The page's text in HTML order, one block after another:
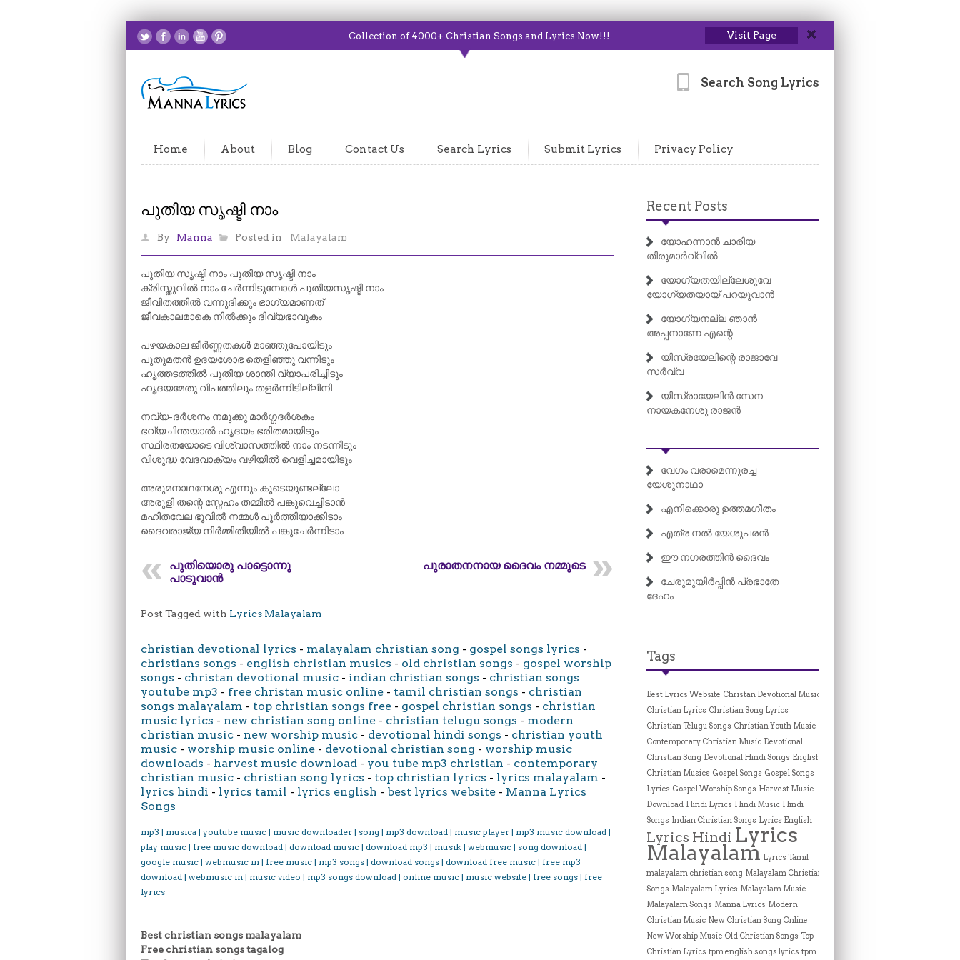
Collection of 4000+ Christian Songs and Lyrics Now!!! Visit Page
Search Song Lyrics
Home About Blog Contact Us Search Lyrics Submit Lyrics Privacy Policy
പുതിയ സൃഷ്ടി നാം
By Manna Posted in Malayalam
പുതിയ സൃഷ്ടി നാം പുതിയ സൃഷ്ടി നാം
ക്രിസ്തുവിൽ നാം ചേർന്നിടുമ്പോൾ പുതിയസൃഷ്ടി നാം
ജീവിതത്തിൽ വന്നുദിക്കും ഭാഗ്യമാണത്‌
ജീവകാലമാകെ നിൽക്കും ദിവ്യഭാവുകം
പഴയകാല ജീർണ്ണതകൾ മാഞ്ഞുപോയിടും
പുതുമതൻ ഉദയശോഭ തെളിഞ്ഞു വന്നിടും
ഹൃത്തടത്തിൽ പുതിയ ശാന്തി വ്യാപരിച്ചിടും
ഹൃദയമേതു വിപത്തിലും തളർന്നിടില്ലിനി
നവ്യ-ദർശനം നമുക്കു മാർഗ്ഗദർശകം
ഭവ്യചിന്തയാൽ ഹൃദയം ഭരിതമായിടും
സ്ഥിരതയോടെ വിശ്വാസത്തിൽ നാം നടന്നിടും
വിശുദ്ധ വേദവാക്യം വഴിയിൽ വെളിച്ചമായിടും
അരുമനാഥനേശു എന്നും കൂടെയുണ്ടല്ലോ
അരുളി തന്റെ സ്നേഹം തമ്മിൽ പങ്കുവെച്ചിടാൻ
മഹിതവേല ഭൂവിൽ നമ്മൾ പൂർത്തിയാക്കിടാം
ദൈവരാജ്യ നിർമ്മിതിയിൽ പങ്കുചേർന്നിടാം
പുതിയൊരു പാട്ടൊന്നു
പാടുവാൻ
പുരാതനനായ ദൈവം നമ്മുടെ
Post Tagged with Lyrics Malayalam
christian devotional lyrics - malayalam christian song - gospel songs lyrics -
christians songs - english christian musics - old christian songs - gospel worship
songs - christan devotional music - indian christian songs - christian songs
youtube mp3 - free christan music online - tamil christian songs - christian
songs malayalam - top christian songs free - gospel christian songs - christian
music lyrics - new christian song online - christian telugu songs - modern
christian music - new worship music - devotional hindi songs - christian youth
music - worship music online - devotional christian song - worship music
downloads - harvest music download - you tube mp3 christian - contemporary
christian music - christian song lyrics - top christian lyrics - lyrics malayalam -
lyrics hindi - lyrics tamil - lyrics english - best lyrics website - Manna Lyrics
Songs
mp3 | musica | youtube music | music downloader | song | mp3 download | music player | mp3 music download |
play music | free music download | download music | download mp3 | musik | webmusic | song download |
google music | webmusic in | free music | mp3 songs | download songs | download free music | free mp3
download | webmusic in | music video | mp3 songs download | online music | music website | free songs | free
lyrics
Best christian songs malayalam
Free christian songs tagalog
Recent Posts
യോഹന്നാൻ ചാരിയ
തിരുമാർവ്വിൽ
യോഗ്യതയില്ലേശുവേ
യോഗ്യതയായ് പറയുവാൻ
യോഗ്യനല്ല ഞാൻ
അപ്പനാണേ എന്റെ
യിസ്രയേലിന്റെ രാജാവേ
സർവ്വ
യിസ്രായേലിൻ സേന
നായകനേശു രാജൻ
വേഗം വരാമെന്നുരച്ച
യേശുനാഥാ
എനിക്കൊരു ഉത്തമഗീതം
എത്ര നൽ യേശുപരൻ
ഈ നഗരത്തിൻ ദൈവം
ചേരുമുയിർപ്പിൻ പ്രഭാതേ
ദേഹം
Tags
Best Lyrics Website Christan Devotional Music
Christian Lyrics Christian Song Lyrics
Christian Telugu Songs Christian Youth Music
Contemporary Christian Music Devotional
Christian Song Devotional Hindi Songs English
Christian Musics Gospel Songs Gospel Songs
Lyrics Gospel Worship Songs Harvest Music
Download Hindi Lyrics Hindi Music Hindi
Songs Indian Christian Songs Lyrics English
Lyrics Hindi Lyrics
Malayalam Lyrics Tamil
malayalam christian song Malayalam Christian
Songs Malayalam Lyrics Malayalam Music
Malayalam Songs Manna Lyrics Modern
Christian Music New Christian Song Online
New Worship Music Old Christian Songs Top
Christian Lyrics tpm english songs lyrics tpm